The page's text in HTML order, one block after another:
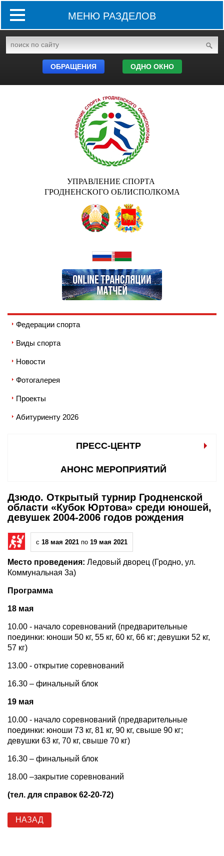
МЕНЮ РАЗДЕЛОВ
ОБРАЩЕНИЯ ОДНО ОКНО
УПРАВЛЕНИЕ СПОРТА
ГРОДНЕНСКОГО ОБЛИСПОЛКОМА
Федерации спорта
Виды спорта
Новости
Фотогалерея
Проекты
Абитуриенту 2026
ПРЕСС-ЦЕНТР
АНОНС МЕРОПРИЯТИЙ
Дзюдо. Открытый турнир Гродненской
области «Кубок Юртова» среди юношей,
девушек 2004-2006 годов рождения
с 18 мая 2021 по 19 мая 2021
Место проведения: Ледовый дворец (Гродно, ул.
Коммунальная 3а)
Программа
18 мая
10.00 - начало соревнований (предварительные
поединки: юноши 50 кг, 55 кг, 60 кг, 66 кг; девушки 52 кг,
57 кг)
13.00 - открытие соревнований
16.30 – финальный блок
19 мая
10.00 - начало соревнований (предварительные
поединки: юноши 73 кг, 81 кг, 90 кг, свыше 90 кг;
девушки 63 кг, 70 кг, свыше 70 кг)
16.30 – финальный блок
18.00 –закрытие соревнований
(тел. для справок 62-20-72)
НАЗАД